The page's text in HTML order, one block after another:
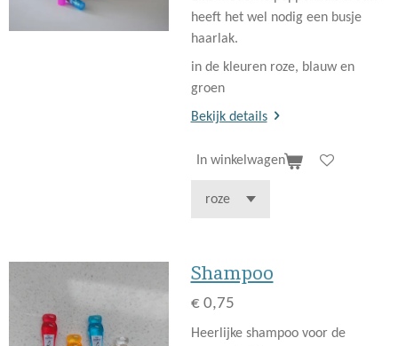
heeft het wel nodig een busje
haarlak.
in de kleuren roze, blauw en
groen
Bekijk details
In winkelwagen
Shampoo
€ 0,75
Heerlijke shampoo voor de